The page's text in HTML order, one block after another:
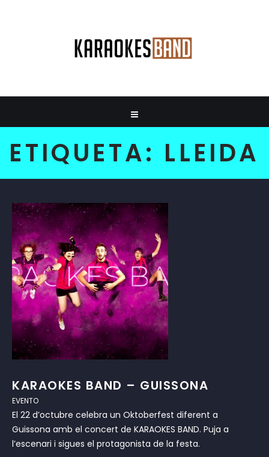
ETIQUETA: LLEIDA
KARAOKES BAND – GUISSONA
EVENTO
El 22 d’octubre celebra un Oktoberfest diferent a
Guissona amb el concert de KARAOKES BAND. Puja a
l’escenari i sigues el protagonista de la festa.